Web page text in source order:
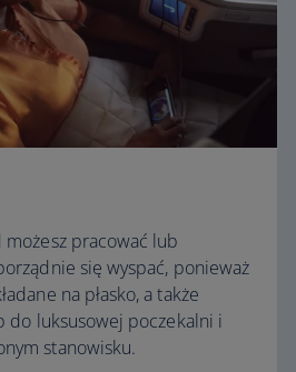
pracować lub
się wyspać, ponieważ
na płasko, a także
do luksusowej poczekalni i
stanowisku.